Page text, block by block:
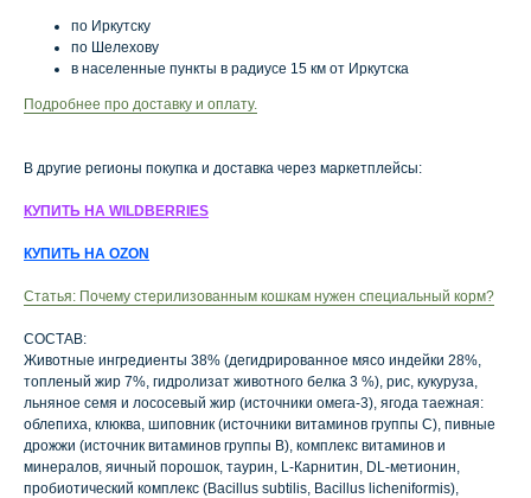
по Иркутску
по Шелехову
в населенные пункты в радиусе 15 км от Иркутска
Подробнее про доставку и оплату.
В другие регионы покупка и доставка через маркетплейсы:
КУПИТЬ НА WILDBERRIES
КУПИТЬ НА OZON
Статья: Почему стерилизованным кошкам нужен специальный корм?
СОСТАВ:
Животные ингредиенты 38% (дегидрированное мясо индейки 28%,
топленый жир 7%, гидролизат животного белка 3 %), рис, кукуруза,
льняное семя и лососевый жир (источники омега-3), ягода таежная:
облепиха, клюква, шиповник (источники витаминов группы С), пивные
дрожжи (источник витаминов группы В), комплекс витаминов и
минералов, яичный порошок, таурин, L-Карнитин, DL-метионин,
пробиотический комплекс (Bacillus subtilis, Bacillus licheniformis),